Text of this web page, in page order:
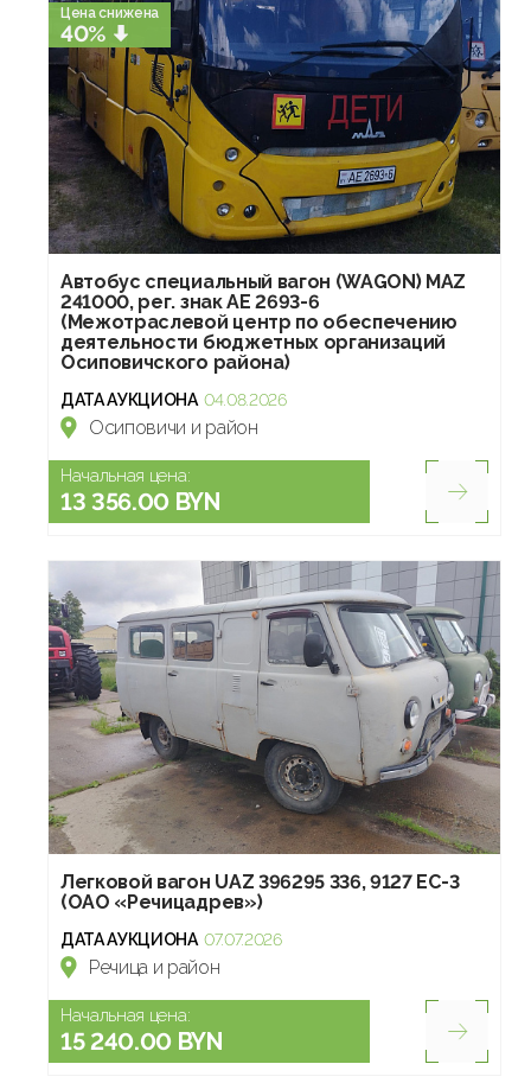
Цена снижена
40%
Автобус специальный вагон (WAGON) MAZ
241000, рег. знак AE 2693-6
(Межотраслевой центр по обеспечению
деятельности бюджетных организаций
Осиповичского района)
ДАТА АУКЦИОНА 04.08.2026
Осиповичи и район
Начальная цена:
13 356.00 BYN
Легковой вагон UAZ 396295 336, 9127 ЕС-3
(ОАО «Речицадрев»)
ДАТА АУКЦИОНА 07.07.2026
Речица и район
Начальная цена:
15 240.00 BYN